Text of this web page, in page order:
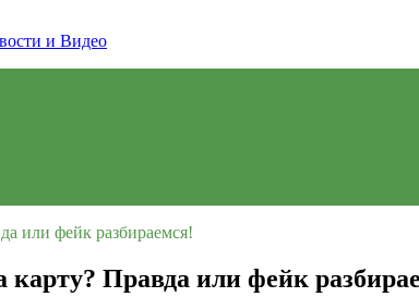
или фейк разбираемся!
Правда или фейк